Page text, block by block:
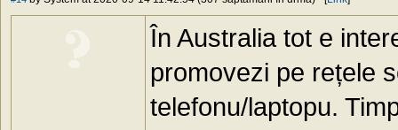
În Australia tot e
promovezi pe rețele
telefonu/laptopu.